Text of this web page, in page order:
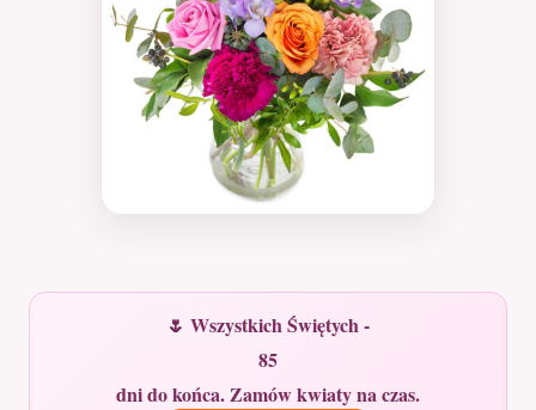
🌷 Wszystkich Świętych -
85
dni do końca. Zamów kwiaty na czas.